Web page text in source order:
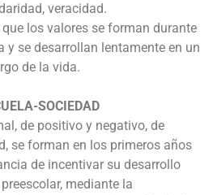
veracidad.
los valores se forman durante
y se desarrollan lentamente en un
de la vida.
SOCIEDAD
de positivo y negativo, de
se forman en los primeros años
de incentivar su desarrollo
mediante la